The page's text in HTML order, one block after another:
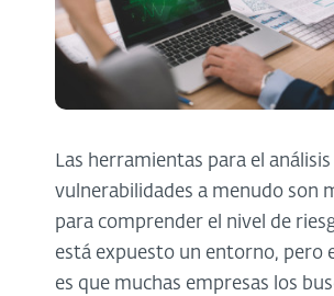
Las herramientas para el análisis
vulnerabilidades a menudo son
para comprender el nivel de
está expuesto un entorno, pero
es que muchas empresas los